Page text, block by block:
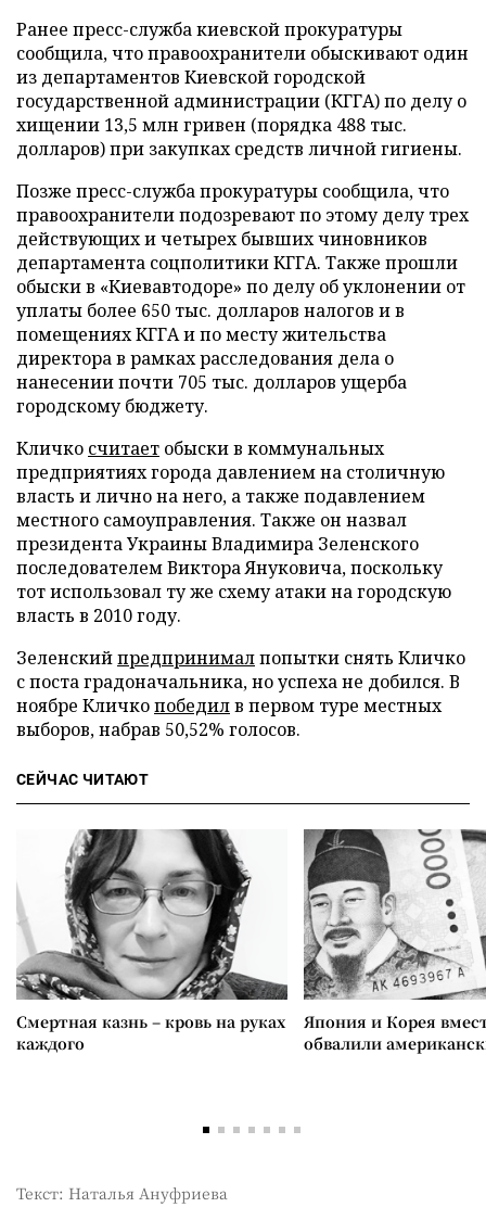
Ранее пресс-служба киевской прокуратуры
сообщила, что правоохранители обыскивают один
из департаментов Киевской городской
государственной администрации (КГГА) по делу о
хищении 13,5 млн гривен (порядка 488 тыс.
долларов) при закупках средств личной гигиены.
Позже пресс-служба прокуратуры сообщила, что
правоохранители подозревают по этому делу трех
действующих и четырех бывших чиновников
департамента соцполитики КГГА. Также прошли
обыски в «Киевавтодоре» по делу об уклонении от
уплаты более 650 тыс. долларов налогов и в
помещениях КГГА и по месту жительства
директора в рамках расследования дела о
нанесении почти 705 тыс. долларов ущерба
городскому бюджету.
Кличко считает обыски в коммунальных
предприятиях города давлением на столичную
власть и лично на него, а также подавлением
местного самоуправления. Также он назвал
президента Украины Владимира Зеленского
последователем Виктора Януковича, поскольку
тот использовал ту же схему атаки на городскую
власть в 2010 году.
Зеленскийпредпринималпопытки снять Кличко
с поста градоначальника, но успеха не добился. В
ноябре Кличкопобедилв первом туре местных
выборов, набрав 50,52% голосов.
СЕЙЧАС ЧИТАЮТ
Смертная казнь – кровь на руках
каждого
Япония и Корея
обвалили
Текст: Наталья Ануфриева